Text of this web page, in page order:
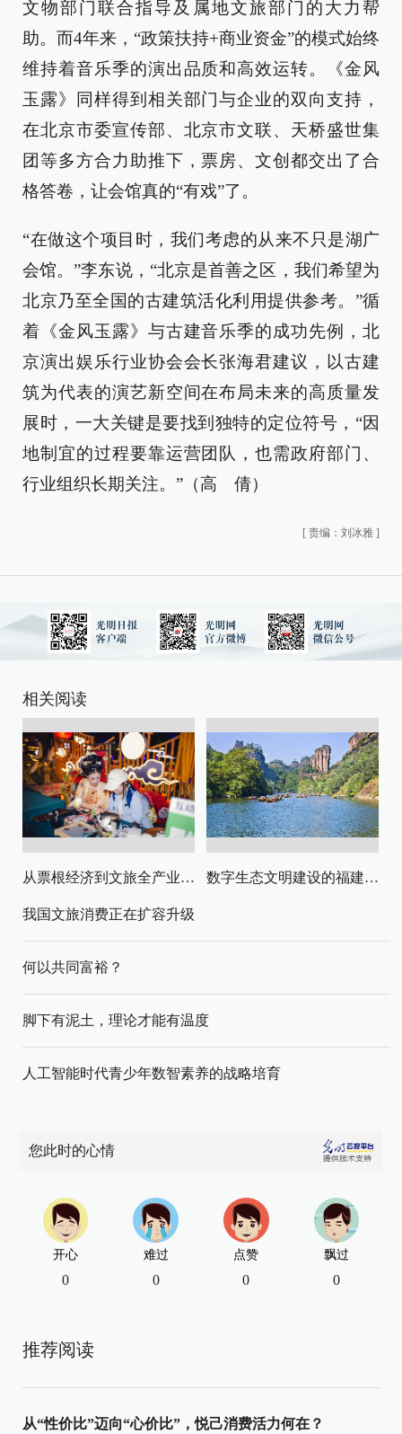
文物部门联合指导及属地文旅部门的大力帮
助。而4年来，“政策扶持+商业资金”的模式始终
维持着音乐季的演出品质和高效运转。《金风
玉露》同样得到相关部门与企业的双向支持，
在北京市委宣传部、北京市文联、天桥盛世集
团等多方合力助推下，票房、文创都交出了合
格答卷，让会馆真的“有戏”了。
“在做这个项目时，我们考虑的从来不只是湖广
会馆。”李东说，“北京是首善之区，我们希望为
北京乃至全国的古建筑活化利用提供参考。”循
着《金风玉露》与古建音乐季的成功先例，北
京演出娱乐行业协会会长张海君建议，以古建
筑为代表的演艺新空间在布局未来的高质量发
展时，一大关键是要找到独特的定位符号，“因
地制宜的过程要靠运营团队，也需政府部门、
行业组织长期关注。”（高 倩）
[ 责编：刘冰雅 ]
相关阅读
从票根经济到文旅全产业链升级 数字生态文明建设的福建路径与启示
我国文旅消费正在扩容升级
何以共同富裕？
脚下有泥土，理论才能有温度
人工智能时代青少年数智素养的战略培育
您此时的心情
开心
0
难过
0
点赞
0
飘过
0
推荐阅读
从“性价比”迈向“心价比”，悦己消费活力何在？